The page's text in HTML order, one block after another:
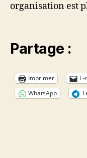
organisation est
Partage :
Imprimer
WhatsApp